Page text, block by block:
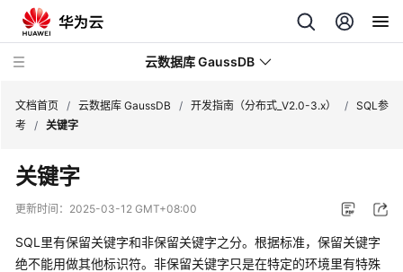
云数据库 GaussDB
最
新
动
服
文档首页 / 云数据库 GaussDB / 开发指南（分布式_V2.0-3.x） / SQL参
考 / 关键字
关键字
更新时间： 2025-03-12 GMT+08:00
SQL里有保留关键字和非保留关键字之分。根据标准，保留关键字
绝不能用做其他标识符。非保留关键字只是在特定的环境里有特殊